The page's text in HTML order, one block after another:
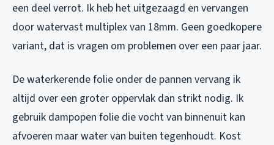
een deel verrot. Ik heb het uitgezaagd en vervangen
door watervast multiplex van 18mm. Geen goedkopere
variant, dat is vragen om problemen over een paar jaar.
De waterkerende folie onder de pannen vervang ik
altijd over een groter oppervlak dan strikt nodig. Ik
gebruik dampopen folie die vocht van binnenuit kan
afvoeren maar water van buiten tegenhoudt. Kost